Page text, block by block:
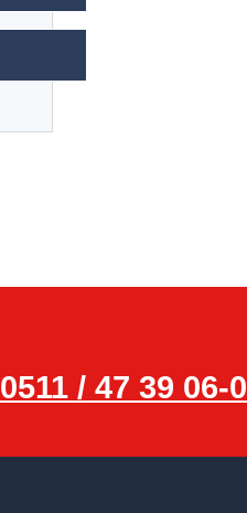
0511 / 47 39 06-0